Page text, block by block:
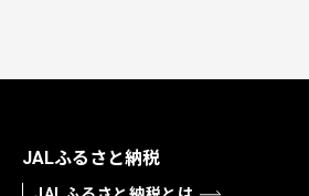
JALふるさと納税